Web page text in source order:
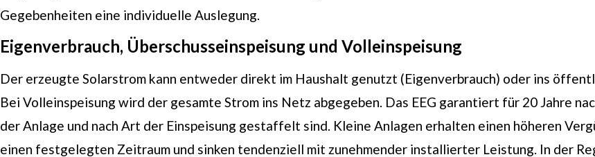
Gegebenheiten eine individuelle Auslegung.
Eigenverbrauch, Überschusseinspeisung und Volleinspeisung
Der erzeugte Solarstrom kann entweder direkt im Haushalt genutzt (Eigenverbrauch) oder ins
Bei Volleinspeisung wird der gesamte Strom ins Netz abgegeben. Das EEG garantiert für 20 Jahre
der Anlage und nach Art der Einspeisung gestaffelt sind. Kleine Anlagen erhalten einen höheren
einen festgelegten Zeitraum und sinken tendenziell mit zunehmender installierter Leistung. In der